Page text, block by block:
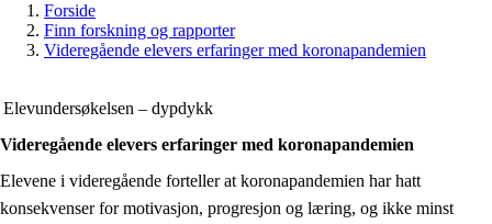
Forside
Finn forskning og rapporter
Videregående elevers erfaringer med koronapandemien
Elevundersøkelsen – dypdykk
Videregående elevers erfaringer med koronapandemien
Elevene i videregående forteller at koronapandemien har hatt
konsekvenser for motivasjon, progresjon og læring, og ikke minst